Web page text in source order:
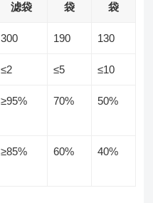
滤袋
袋
袋
300 190 130
≤2 ≤5 ≤10
≥95% 70% 50%
≥85% 60% 40%